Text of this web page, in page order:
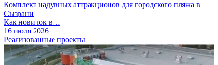
Комплект надувных аттракционов для городского пляжа в
Сызрани
Как новичок в…
16 июля 2026
Реализованные проекты